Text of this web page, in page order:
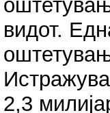
видот.
2,3